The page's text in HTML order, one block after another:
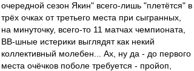
очередной сезон Якин" всего-лишь "плетётся" в
трёх очках от третьего места при сыгранных,
на минуточку, всего-то 11 матчах чемпионата,
ВВ-шные истерики выглядят как некий
коллективный молебен... Ах, ну да - до первого
места очёчков поболе требуется - пройоп,